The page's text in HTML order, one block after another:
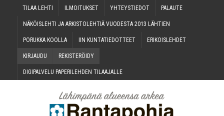
TILAA LEH­TI ILMOI­TUK­SET YHTEYS­TIE­DOT PALAU­TE
NÄKÖIS­LEH­TI JA ARKIS­TO­LEH­TIÄ VUO­DES­TA 2013 LÄHTIEN
PORUK­KA KOOLLA IIN KUN­TA­TIE­DOT­TEET ERI­KOIS­LEH­DET
KIR­JAU­DU REKIS­TE­RÖI­DY
DIGI­PAL­VE­LU PAPE­RI­LEH­DEN TILAAJALLE